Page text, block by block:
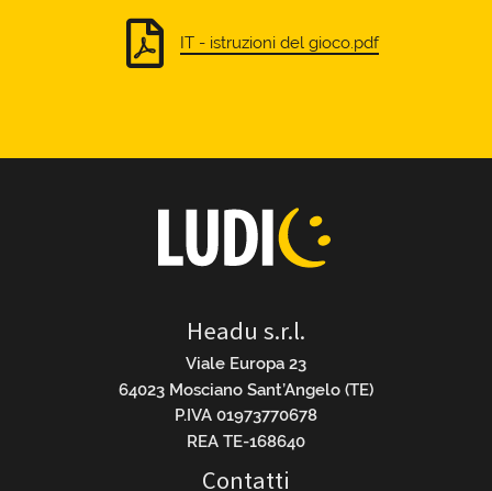
IT - istruzioni del gioco.pdf
Headu s.r.l.
Viale Europa 23
64023 Mosciano Sant’Angelo (TE)
P.IVA 01973770678
REA TE-168640
Contatti